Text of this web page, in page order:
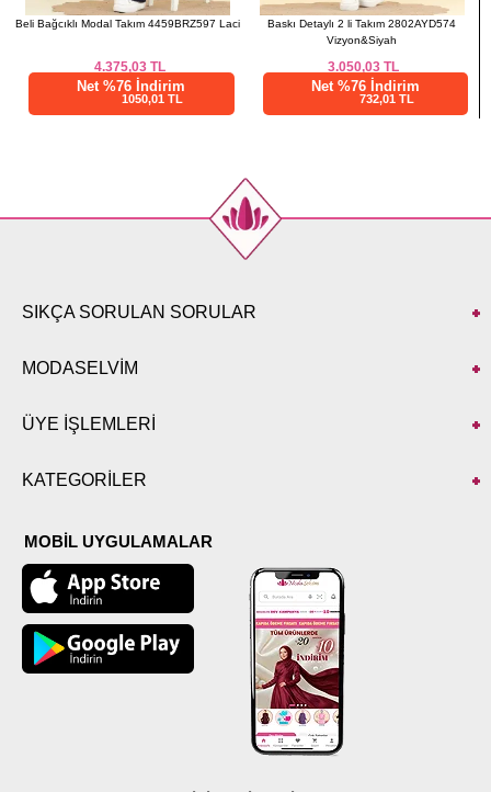
Beli Bağcıklı Modal Takım 4459BRZ597 Laci
4.375,03TL
Net %76 İndirim
1050,01 TL
Baskı Detaylı 2 li Takım 2802AYD574
Vizyon&Siyah
3.050,03 TL
Net %76 İndirim
732,01 TL
SIKÇA SORULAN SORULAR
MODASELVİM
ÜYE İŞLEMLERİ
KATEGORİLER
MOBİL UYGULAMALAR